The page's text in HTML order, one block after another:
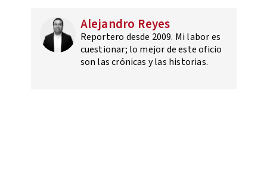
Alejandro Reyes
Reportero desde 2009. Mi labor es
cuestionar; lo mejor de este oficio
son las crónicas y las historias.